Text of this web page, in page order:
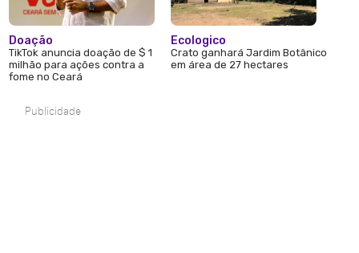
Doação
TikTok anuncia doação de $ 1
milhão para ações contra a
fome no Ceará
Ecologico
Crato ganhará Jardim Botânico
em área de 27 hectares
Publicidade